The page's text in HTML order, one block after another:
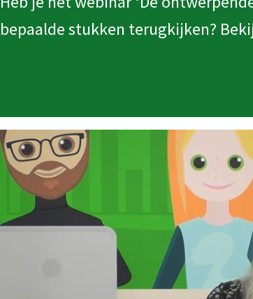
bepaalde stukken terugkijken?